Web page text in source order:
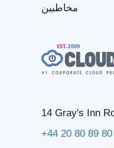
مخاطبین
14 Gray's Inn
+44 20 80 89